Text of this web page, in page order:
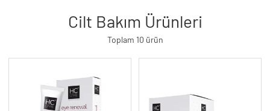
Cilt Bakım Ürünleri
Toplam 10 ürün